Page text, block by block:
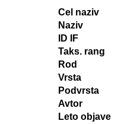
Cel naziv
Naziv
ID IF
Taks. rang
Rod
Vrsta
Podvrsta
Avtor
Leto objave